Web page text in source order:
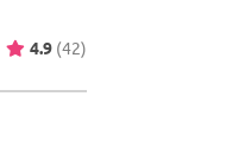
4.9 (42)